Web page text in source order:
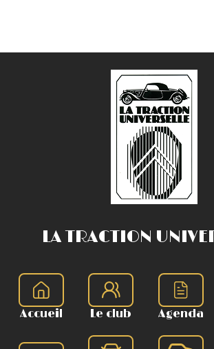
LA TRACTION
Accueil Le club Agenda